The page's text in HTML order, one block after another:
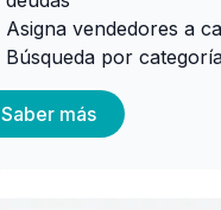
Asigna vendedores a
Búsqueda por
Saber más